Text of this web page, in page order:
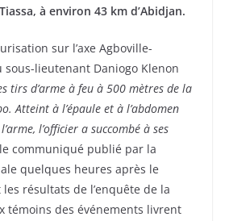
à environ 43 km d’Abidjan.
sur l’axe Agboville-
sous-lieutenant Daniogo Klenon
tirs d’arme à feu à 500 mètres de la
Atteint à l’épaule et à l’abdomen
l’officier a succombé à ses
communiqué publié par la
quelques heures après le
résultats de l’enquête de la
témoins des événements livrent